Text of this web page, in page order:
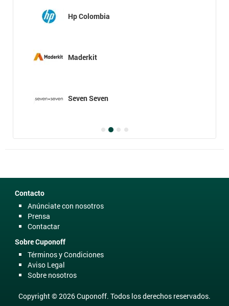
Hp Colombia
Maderkit
Seven Seven
Contacto
Anúnciate con nosotros
Prensa
Contactar
Sobre Cuponoff
Términos y Condiciones
Aviso Legal
Sobre nosotros
Copyright © 2026 Cuponoff. Todos los derechos reservados.